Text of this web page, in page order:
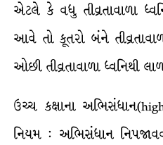
એટલે કે વધુ તીવ્રતાવાળા
આવે તો કૂતરો બંને
ઓછી તીવ્રતાવાળા ધ્વનિથી
ઉચ્ચ કક્ષાના
નિયમ : અભિસંધાન